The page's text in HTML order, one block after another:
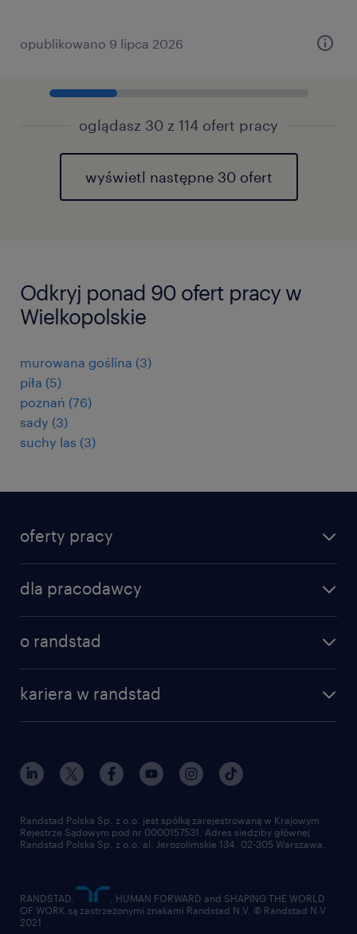
opublikowano 9 lipca 2026
oglądasz 30 z 114 ofert pracy
wyświetl następne 30 ofert
Odkryj ponad 90 ofert pracy w
Wielkopolskie
murowana goślina (3)
piła (5)
poznań (76)
sady (3)
suchy las (3)
oferty pracy
specjalizacje
praca w amazon
dla pracodawcy
o randstad
dla mediów
dla dostawców
kariera w randstad
nasz świat
pracuj w randstad
złóż CV
Randstad Polska Sp. z o.o. jest spółką zarejestrowaną w Krajowym
Rejestrze Sądowym pod nr 0000157531. Adres siedziby głównej
Randstad Polska Sp. z o.o. al. Jerozolimskie 134, 02-305 Warszawa.
RANDSTAD,
, HUMAN FORWARD and SHAPING THE WORLD
OF WORK są zastrzeżonymi znakami Randstad N.V. © Randstad N.V
2021